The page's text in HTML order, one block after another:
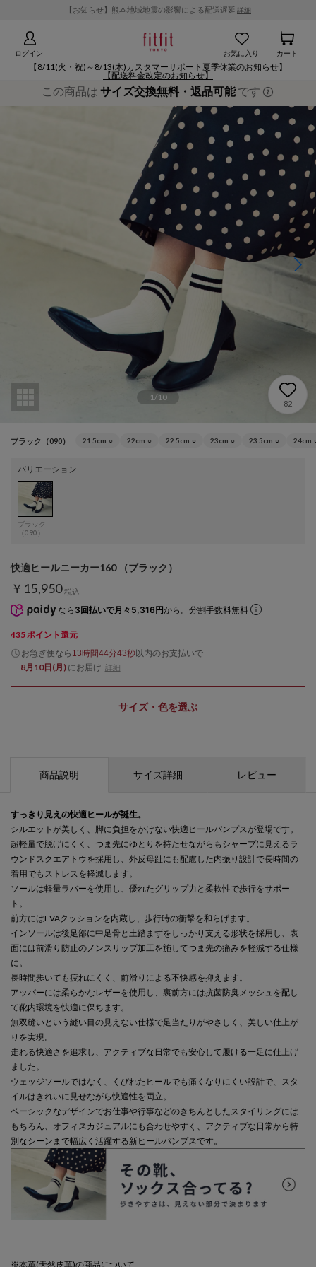
【お知らせ】熊本地域地震の影響による配送遅延 詳細
ログイン お気に入り カート
【8/11(火・祝)～8/13(木)カスタマーサポート夏季休業のお知らせ】
【配送料金改定のお知らせ】
この商品は サイズ交換無料・返品可能です
1/10
82
ブラック（090） 21.5cm ○ 22cm ○ 22.5cm ○ 23cm ○ 23.5cm ○ 24cm
バリエーション
ブラック
（090）
快適ヒールニーカー160 （ブラック）
￥15,950税込
なら 3回払いで月々5,316円から。分割手数料無料
435 ポイント還元
お急ぎ便なら 13時間44分43秒以内のお支払いで
8月10日(月) にお届け 詳細
サイズ・色を選ぶ
商品説明 サイズ詳細 レビュー
すっきり見えの快適ヒールが誕生。
シルエットが美しく、脚に負担をかけない快適ヒールパンプスが登場です。
超軽量で脱げにくく、つま先にゆとりを持たせながらもシャープに見えるラ
ウンドスクエアトウを採用し、外反母趾にも配慮した内振り設計で長時間の
着用でもストレスを軽減します。
ソールは軽量ラバーを使用し、優れたグリップ力と柔軟性で歩行をサポー
ト。
前方にはEVAクッションを内蔵し、歩行時の衝撃を和らげます。
インソールは後足部に中足骨と土踏まずをしっかり支える形状を採用し、表
面には前滑り防止のノンスリップ加工を施してつま先の痛みを軽減する仕様
に。
長時間歩いても疲れにくく、前滑りによる不快感を抑えます。
アッパーには柔らかなレザーを使用し、裏前方には抗菌防臭メッシュを配し
て靴内環境を快適に保ちます。
無双縫いという縫い目の見えない仕様で足当たりがやさしく、美しい仕上が
りを実現。
走れる快適さを追求し、アクティブな日常でも安心して履ける一足に仕上げ
ました。
ウェッジソールではなく、くびれたヒールでも痛くなりにくい設計で、スタ
イルはきれいに見せながら快適性を両立。
ベーシックなデザインでお仕事や行事などのきちんとしたスタイリングには
もちろん、オフィスカジュアルにも合わせやすく、アクティブな日常から特
別なシーンまで幅広く活躍する新ヒールパンプスです。
※本革(天然皮革)の商品について